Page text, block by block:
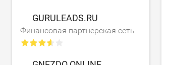
GURULEADS.RU
Финансовая партнерская сеть